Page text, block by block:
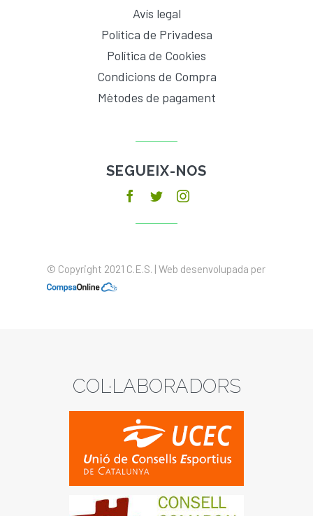
Avís legal
Política de Privadesa
Política de Cookies
Condicions de Compra
Mètodes de pagament
SEGUEIX-NOS
© Copyright 2021 C.E.S. | Web desenvolupada per
COL·LABORADORS